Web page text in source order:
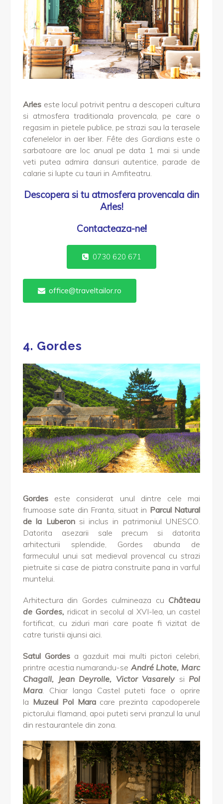
Arles este locul potrivit pentru a descoperi cultura
si atmosfera traditionala provencala, pe care o
regasim in pietele publice, pe strazi sau la terasele
cafenelelor in aer liber. Fête des Gardians este o
sarbatoare are loc anual pe data 1 mai si unde
veti putea admira dansuri autentice, parade de
calarie si lupte cu tauri in Amfiteatru.
Descopera si tu atmosfera provencala din
Arles!
Contacteaza-ne!
0730 620 671
office@traveltailor.ro
4. Gordes
Gordes este considerat unul dintre cele mai
frumoase sate din Franta, situat in Parcul Natural
de la Luberonsi inclus in patrimoniul UNESCO.
Datorita asezarii sale precum si datorita
arhitecturii splendide, Gordes abunda de
farmeculul unui sat medieval provencal cu strazi
pietruite si case de piatra construite pana in varful
muntelui.
Arhitectura din Gordes culmineaza cu Château
de Gordes, ridicat in secolul al XVI-lea, un castel
fortificat, cu ziduri mari care poate fi vizitat de
catre turistii ajunsi aici.
Satul Gordes a gazduit mai multi pictori celebri,
printre acestia numarandu-se André Lhote, Marc
Chagall, Jean Deyrolle, Victor Vasarely si Pol
Mara. Chiar langa Castel puteti face o oprire
la Muzeul Pol Maracare prezinta capodoperele
pictorului flamand, apoi puteti servi pranzul la unul
din restaurantele din zona.